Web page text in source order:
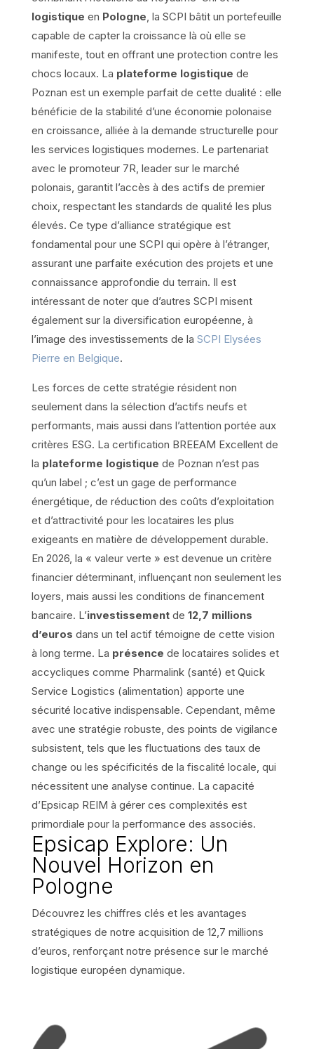
logistique en Pologne, la SCPI bâtit un portefeuille
capable de capter la croissance là où elle se
manifeste, tout en offrant une protection contre les
chocs locaux. La plateforme logistique de
Poznan est un exemple parfait de cette dualité : elle
bénéficie de la stabilité d’une économie polonaise
en croissance, alliée à la demande structurelle pour
les services logistiques modernes. Le partenariat
avec le promoteur 7R, leader sur le marché
polonais, garantit l’accès à des actifs de premier
choix, respectant les standards de qualité les plus
élevés. Ce type d’alliance stratégique est
fondamental pour une SCPI qui opère à l’étranger,
assurant une parfaite exécution des projets et une
connaissance approfondie du terrain. Il est
intéressant de noter que d’autres SCPI misent
également sur la diversification européenne, à
l’image des investissements de la SCPI Elysées
Pierre en Belgique.
Les forces de cette stratégie résident non
seulement dans la sélection d’actifs neufs et
performants, mais aussi dans l’attention portée aux
critères ESG. La certification BREEAM Excellent de
la plateforme logistique de Poznan n’est pas
qu’un label ; c’est un gage de performance
énergétique, de réduction des coûts d’exploitation
et d’attractivité pour les locataires les plus
exigeants en matière de développement durable.
En 2026, la « valeur verte » est devenue un critère
financier déterminant, influençant non seulement les
loyers, mais aussi les conditions de financement
bancaire. L’investissementde 12,7 millions
d’euros dans un tel actif témoigne de cette vision
à long terme. La présence de locataires solides et
accycliques comme Pharmalink (santé) et Quick
Service Logistics (alimentation) apporte une
sécurité locative indispensable. Cependant, même
avec une stratégie robuste, des points de vigilance
subsistent, tels que les fluctuations des taux de
change ou les spécificités de la fiscalité locale, qui
nécessitent une analyse continue. La capacité
d’Epsicap REIM à gérer ces complexités est
primordiale pour la performance des associés.
Epsicap Explore: Un
Nouvel Horizon en
Pologne
Découvrez les chiffres clés et les avantages
stratégiques de notre acquisition de 12,7 millions
d’euros, renforçant notre présence sur le marché
logistique européen dynamique.